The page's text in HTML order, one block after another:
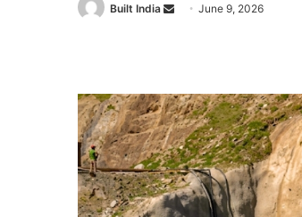
Built India
SendJune 9, 2026